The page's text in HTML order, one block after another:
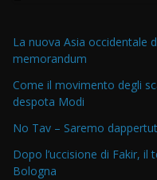
La nuova Asia occidentale
memorandum
Come il movimento degli
despota Modi
No Tav – Saremo
Dopo l’uccisione di Fakir,
Bologna